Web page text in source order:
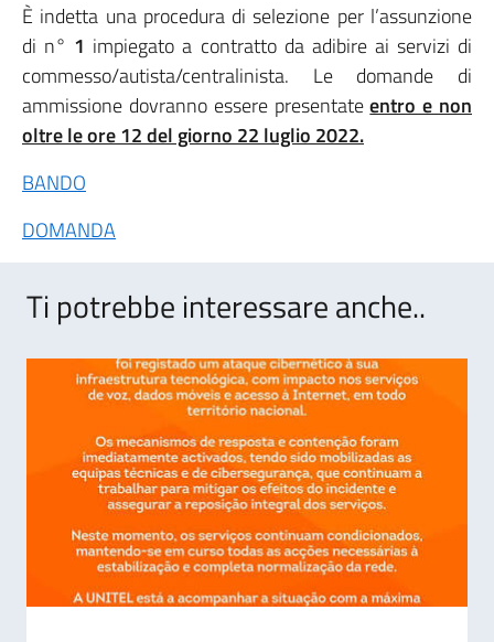
È indetta una procedura di selezione per l’assunzione
di n° 1 impiegato a contratto da adibire ai servizi di
commesso/autista/centralinista. Le domande di
ammissione dovranno essere presentateentro e non
oltre le ore 12 del giorno 22 luglio 2022.
BANDO
DOMANDA
Ti potrebbe interessare anche..